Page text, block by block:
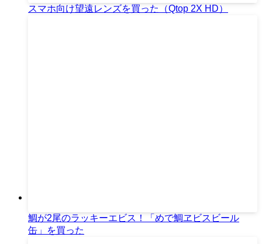
スマホ向け望遠レンズを買った（Qtop 2X HD）
鯛が2尾のラッキーエビス！「めで鯛ヱビスビール
缶」を買った